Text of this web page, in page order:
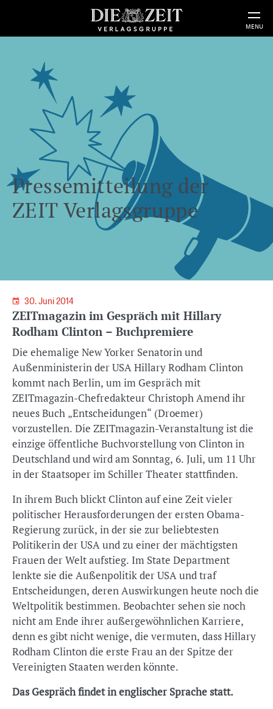
MENU
Pressemitteilung der
ZEIT Verlagsgruppe
30. Juni 2014
ZEITmagazin im Gespräch mit Hillary
Rodham Clinton – Buchpremiere
Die ehemalige New Yorker Senatorin und
Außenministerin der USA Hillary Rodham Clinton
kommt nach Berlin, um im Gespräch mit
ZEITmagazin-Chefredakteur Christoph Amend ihr
neues Buch „Entscheidungen“ (Droemer)
vorzustellen. Die ZEITmagazin-Veranstaltung ist die
einzige öffentliche Buchvorstellung von Clinton in
Deutschland und wird am Sonntag, 6. Juli, um 11 Uhr
in der Staatsoper im Schiller Theater stattfinden.
In ihrem Buch blickt Clinton auf eine Zeit vieler
politischer Herausforderungen der ersten Obama-
Regierung zurück, in der sie zur beliebtesten
Politikerin der USA und zu einer der mächtigsten
Frauen der Welt aufstieg. Im State Department
lenkte sie die Außenpolitik der USA und traf
Entscheidungen, deren Auswirkungen heute noch die
Weltpolitik bestimmen. Beobachter sehen sie noch
nicht am Ende ihrer außergewöhnlichen Karriere,
denn es gibt nicht wenige, die vermuten, dass Hillary
Rodham Clinton die erste Frau an der Spitze der
Vereinigten Staaten werden könnte.
Das Gespräch findet in englischer Sprache statt.